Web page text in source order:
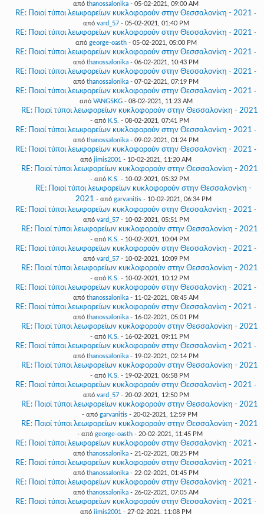
από thanossalonika - 05-02-2021, 09:00 AM
RE: Ποιοί τύποι λεωφορείων κυκλοφορούν στην Θεσσαλονίκη - 2021 -
από vard_57- 05-02-2021, 01:40 PM
RE: Ποιοί τύποι λεωφορείων κυκλοφορούν στην Θεσσαλονίκη - 2021 -
από george-oasth- 05-02-2021, 05:00 PM
RE: Ποιοί τύποι λεωφορείων κυκλοφορούν στην Θεσσαλονίκη - 2021 -
από thanossalonika - 06-02-2021, 10:43 PM
RE: Ποιοί τύποι λεωφορείων κυκλοφορούν στην Θεσσαλονίκη - 2021 -
από thanossalonika - 07-02-2021, 07:19 PM
RE: Ποιοί τύποι λεωφορείων κυκλοφορούν στην Θεσσαλονίκη - 2021 -
από VANGSKG- 08-02-2021, 11:23 AM
RE: Ποιοί τύποι λεωφορείων κυκλοφορούν στην Θεσσαλονίκη - 2021
- από K.S. - 08-02-2021, 07:41 PM
RE: Ποιοί τύποι λεωφορείων κυκλοφορούν στην Θεσσαλονίκη - 2021 -
από thanossalonika - 09-02-2021, 01:24 PM
RE: Ποιοί τύποι λεωφορείων κυκλοφορούν στην Θεσσαλονίκη - 2021 -
από jimis2001 - 10-02-2021, 11:20 AM
RE: Ποιοί τύποι λεωφορείων κυκλοφορούν στην Θεσσαλονίκη - 2021
- από K.S. - 10-02-2021, 05:32 PM
RE: Ποιοί τύποι λεωφορείων κυκλοφορούν στην Θεσσαλονίκη -
2021 - από garvanitis - 10-02-2021, 06:34 PM
RE: Ποιοί τύποι λεωφορείων κυκλοφορούν στην Θεσσαλονίκη - 2021 -
από vard_57- 10-02-2021, 05:51 PM
RE: Ποιοί τύποι λεωφορείων κυκλοφορούν στην Θεσσαλονίκη - 2021
- από K.S. - 10-02-2021, 10:04 PM
RE: Ποιοί τύποι λεωφορείων κυκλοφορούν στην Θεσσαλονίκη - 2021 -
από vard_57- 10-02-2021, 10:09 PM
RE: Ποιοί τύποι λεωφορείων κυκλοφορούν στην Θεσσαλονίκη - 2021
- από K.S. - 10-02-2021, 10:12 PM
RE: Ποιοί τύποι λεωφορείων κυκλοφορούν στην Θεσσαλονίκη - 2021 -
από thanossalonika - 11-02-2021, 08:45 AM
RE: Ποιοί τύποι λεωφορείων κυκλοφορούν στην Θεσσαλονίκη - 2021 -
από thanossalonika - 16-02-2021, 05:01 PM
RE: Ποιοί τύποι λεωφορείων κυκλοφορούν στην Θεσσαλονίκη - 2021
- από K.S. - 16-02-2021, 09:11 PM
RE: Ποιοί τύποι λεωφορείων κυκλοφορούν στην Θεσσαλονίκη - 2021 -
από thanossalonika - 19-02-2021, 02:14 PM
RE: Ποιοί τύποι λεωφορείων κυκλοφορούν στην Θεσσαλονίκη - 2021
- από K.S. - 19-02-2021, 06:58 PM
RE: Ποιοί τύποι λεωφορείων κυκλοφορούν στην Θεσσαλονίκη - 2021 -
από vard_57- 20-02-2021, 12:50 PM
RE: Ποιοί τύποι λεωφορείων κυκλοφορούν στην Θεσσαλονίκη - 2021
- από garvanitis - 20-02-2021, 12:59 PM
RE: Ποιοί τύποι λεωφορείων κυκλοφορούν στην Θεσσαλονίκη - 2021
- από george-oasth- 20-02-2021, 11:45 PM
RE: Ποιοί τύποι λεωφορείων κυκλοφορούν στην Θεσσαλονίκη - 2021 -
από thanossalonika - 21-02-2021, 08:25 PM
RE: Ποιοί τύποι λεωφορείων κυκλοφορούν στην Θεσσαλονίκη - 2021 -
από thanossalonika - 22-02-2021, 01:45 PM
RE: Ποιοί τύποι λεωφορείων κυκλοφορούν στην Θεσσαλονίκη - 2021 -
από thanossalonika - 26-02-2021, 07:05 AM
RE: Ποιοί τύποι λεωφορείων κυκλοφορούν στην Θεσσαλονίκη - 2021 -
από jimis2001 - 27-02-2021, 11:08 PM